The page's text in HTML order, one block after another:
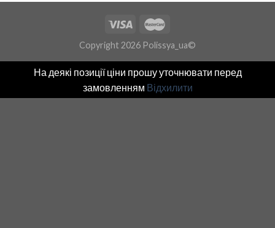
Copyright 2026 Polissya_ua©
На деякі позиції ціни прошу уточнювати перед
замовленням Відхилити